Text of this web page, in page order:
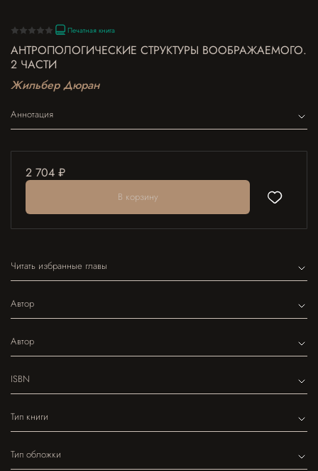
Печатная книга
АНТРОПОЛОГИЧЕСКИЕ СТРУКТУРЫ ВООБРАЖАЕМОГО.
2 ЧАСТИ
Жильбер Дюран
Аннотация
2 704 ₽
В корзину
Читать избранные главы
Автор
Автор
ISBN
Тип книги
Тип обложки